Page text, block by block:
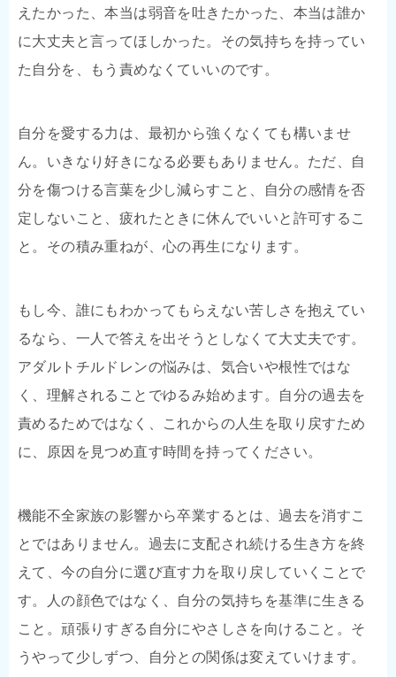
えたかった、本当は弱音を吐きたかった、本当は誰か
に大丈夫と言ってほしかった。その気持ちを持ってい
た自分を、もう責めなくていいのです。
自分を愛する力は、最初から強くなくても構いませ
ん。いきなり好きになる必要もありません。ただ、自
分を傷つける言葉を少し減らすこと、自分の感情を否
定しないこと、疲れたときに休んでいいと許可するこ
と。その積み重ねが、心の再生になります。
もし今、誰にもわかってもらえない苦しさを抱えてい
るなら、一人で答えを出そうとしなくて大丈夫です。
アダルトチルドレンの悩みは、気合いや根性ではな
く、理解されることでゆるみ始めます。自分の過去を
責めるためではなく、これからの人生を取り戻すため
に、原因を見つめ直す時間を持ってください。
機能不全家族の影響から卒業するとは、過去を消すこ
とではありません。過去に支配され続ける生き方を終
えて、今の自分に選び直す力を取り戻していくことで
す。人の顔色ではなく、自分の気持ちを基準に生きる
こと。頑張りすぎる自分にやさしさを向けること。そ
うやって少しずつ、自分との関係は変えていけます。